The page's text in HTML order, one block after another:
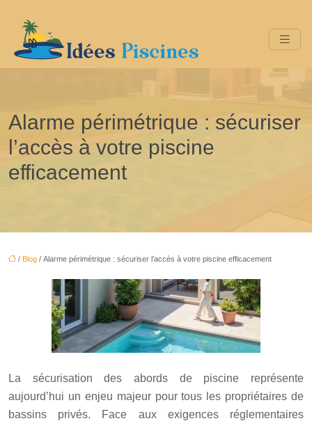
Alarme périmétrique : sécuriser
l’accès à votre piscine
efficacement
/ Blog / Alarme périmétrique : sécuriser l’accès à votre piscine efficacement
La sécurisation des abords de piscine représente
aujourd’hui un enjeu majeur pour tous les propriétaires de
bassins privés. Face aux exigences réglementaires